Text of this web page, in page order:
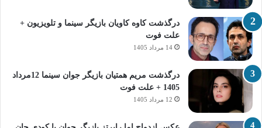
درگذشت کاوه کاویان بازیگر سینما و تلویزیون +
علت فوت
14 مرداد 1405
درگذشت مریم همتیان بازیگر جوان سینما 12مرداد
1405 + علت فوت
12 مرداد 1405